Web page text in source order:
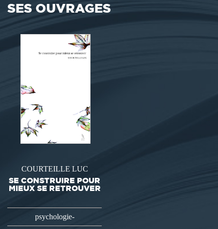
SES OUVRAGES
COURTEILLE LUC
SE CONSTRUIRE POUR
MIEUX SE RETROUVER
psychologie-